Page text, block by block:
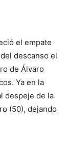
el empate
descanso el
de Álvaro
Ya en la
despeje de la
(50), dejando